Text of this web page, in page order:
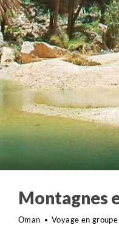
Montagnes
Oman Voyage en groupe